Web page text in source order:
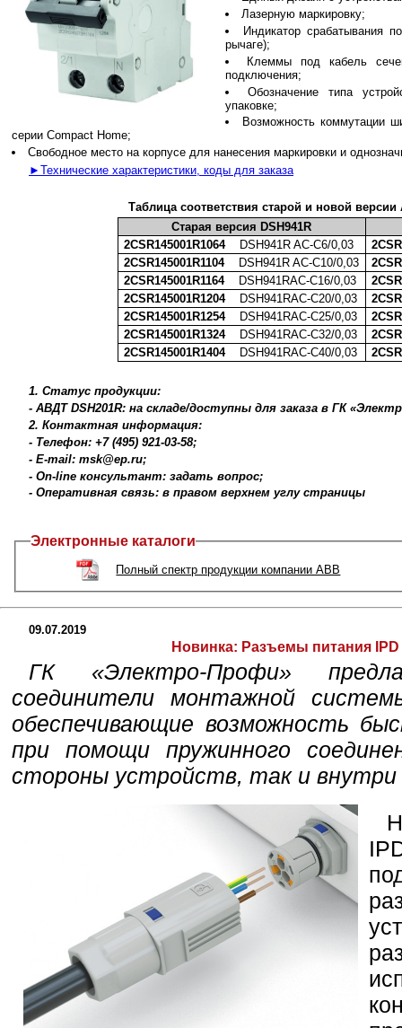
Лазерную маркировку;
Индикатор срабатывания
рычаге);
Клеммы под кабель
подключения;
Обозначение типа
упаковке;
Возможность коммутации
серии Compact Home;
Свободное место на корпусе для нанесения маркировки и
►Технические характеристики, коды для заказа
Таблица соответствия старой и новой
Старая версия DSH941R
2CSR145001R1064DSH941R AC-C6/0,03
2CSR145001R1104DSH941R AC-C10/0,03
2CSR145001R1164DSH941RAC-C16/0,03
2CSR145001R1204DSH941RAC-C20/0,03
2CSR145001R1254DSH941RAC-C25/0,03
2CSR145001R1324DSH941RAC-C32/0,03
2CSR145001R1404DSH941RAC-C40/0,03
1. Статус продукции:
- АВДТ DSH201R: на складе/доступны для заказа в ГК
2. Контактная информация:
- Телефон: +7 (495) 921-03-58;
- E-mail: msk@ep.ru;
- On-line консультант: задать вопрос;
- Оперативная связь: в правом верхнем углу страницы
Электронные каталоги
Полный спектр продукции компании ABB
09.07.2019
Новинка: Разъемы питания
ГК «Электро-Профи»
соединители монтажной
обеспечивающие возможность
при помощи пружинного
стороны устройств, так и внутри